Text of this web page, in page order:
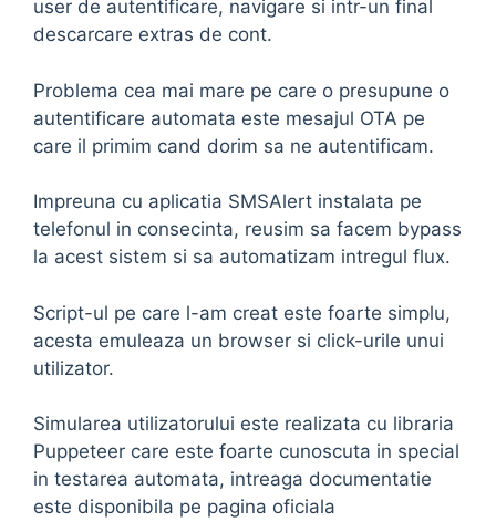
user de autentificare, navigare si intr-un final
descarcare extras de cont.
Problema cea mai mare pe care o presupune o
autentificare automata este mesajul OTA pe
care il primim cand dorim sa ne autentificam.
Impreuna cu aplicatia SMSAlert instalata pe
telefonul in consecinta, reusim sa facem bypass
la acest sistem si sa automatizam intregul flux.
Script-ul pe care l-am creat este foarte simplu,
acesta emuleaza un browser si click-urile unui
utilizator.
Simularea utilizatorului este realizata cu libraria
Puppeteer care este foarte cunoscuta in special
in testarea automata, intreaga documentatie
este disponibila pe pagina oficiala